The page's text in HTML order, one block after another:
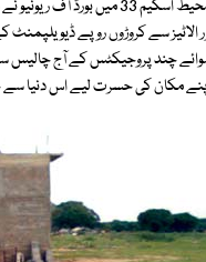
الاٹیز سے کروڑوں روپے ڈیویلپمنٹ
چند پروجیکٹس کے آج چالیس
مکان کی حسرت لیے اس دنیا